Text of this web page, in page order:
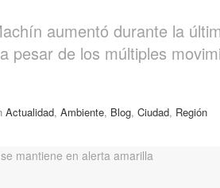
aumentó durante la
pesar de los múltiples
Actualidad, Ambiente, Blog, Ciudad, Región